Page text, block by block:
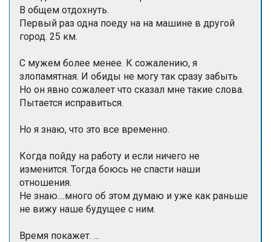
В общем отдохнуть.
Первый раз одна поеду на на машине в другой
город. 25 км.
С мужем более менее. К сожалению, я
злопамятная. И обиды не могу так сразу забыть
Но он явно сожалеет что сказал мне такие слова.
Пытается исправиться.
Но я знаю, что это все временно.
Когда пойду на работу и если ничего не
изменится. Тогда боюсь не спасти наши
отношения.
Не знаю....много об этом думаю и уже как раньше
не вижу наше будущее с ним.
Время покажет. ...